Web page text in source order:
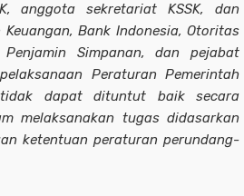
anggota sekretariat KSSK, dan
Bank Indonesia, Otoritas
Simpanan, dan pejabat
Peraturan Pemerintah
dapat dituntut baik secara
melaksanakan tugas didasarkan
ketentuan peraturan perundang-